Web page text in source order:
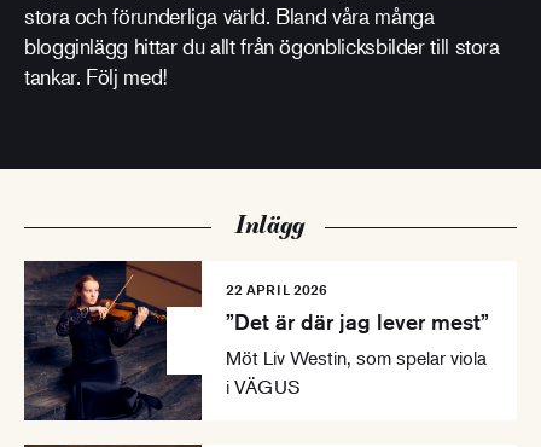
stora och förunderliga värld. Bland våra många
blogginlägg hittar du allt från ögonblicksbilder till stora
tankar. Följ med!
Inlägg
22 APRIL 2026
”Det är där jag lever mest”
Möt Liv Westin, som spelar viola
i VÄGUS